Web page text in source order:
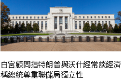
白宮顧問指特朗普與沃什經常談經濟
稱總統尊重聯儲局獨立性